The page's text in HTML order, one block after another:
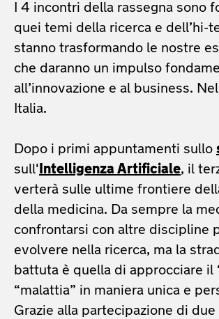
I 4 incontri della rassegna sono
quei temi della ricerca e dell’hi-
stanno trasformando le nostre
che daranno un impulso
all’innovazione e al business.
Italia.
Dopo i primi appuntamenti sullo
sull' Intelligenza Artificiale, il
verterà sulle ultime frontiere
della medicina. Da sempre la
confrontarsi con altre discipline
evolvere nella ricerca, ma la
battuta è quella di approcciare il
“malattia” in maniera unica e
Grazie alla partecipazione di due